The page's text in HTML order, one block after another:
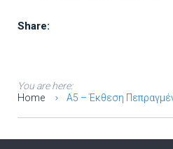
Share:
You are here:
Home
A5 – Έκθεση